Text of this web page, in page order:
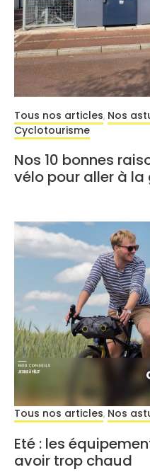
Tous nos articles, Nos
Cyclotourisme
Nos 10 bonnes raisons de prendre son
vélo pour aller à la
Tous nos articles, Nos
Eté : les équipements vélo pour ne pas
avoir trop chaud